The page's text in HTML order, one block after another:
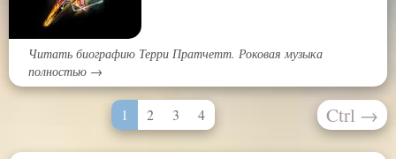
Читать биографию Терри Пратчетт. Роковая музыка
полностью →
1 2 3 4 Ctrl →